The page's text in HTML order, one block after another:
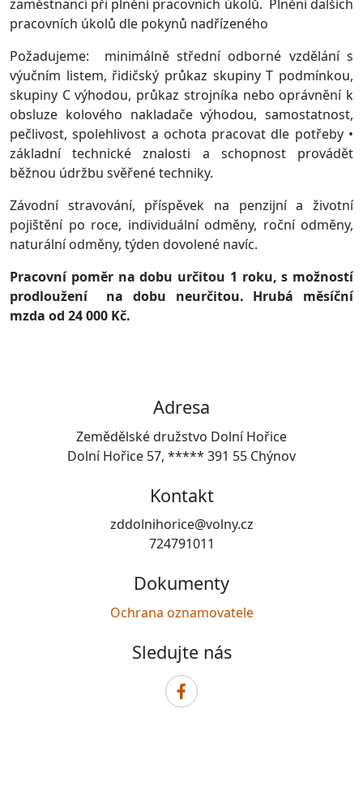
zaměstnanci při plnění pracovních úkolů. Plnění dalších
pracovních úkolů dle pokynů nadřízeného
Požadujeme: minimálně střední odborné vzdělání s
výučním listem, řidičský průkaz skupiny T podmínkou,
skupiny C výhodou, průkaz strojníka nebo oprávnění k
obsluze kolového nakladače výhodou, samostatnost,
pečlivost, spolehlivost a ochota pracovat dle potřeby •
základní technické znalosti a schopnost provádět
běžnou údržbu svěřené techniky.
Závodní stravování, příspěvek na penzijní a životní
pojištění po roce, individuální odměny, roční odměny,
naturální odměny, týden dovolené navíc.
Pracovní poměr na dobu určitou 1 roku, s možností
prodloužení na dobu neurčitou. Hrubá měsíční
mzda od 24 000 Kč.
Adresa
Zemědělské družstvo Dolní Hořice
Dolní Hořice 57, ***** 391 55 Chýnov
Kontakt
zddolnihorice@volny.cz
724791011
Dokumenty
Ochrana oznamovatele
Sledujte nás